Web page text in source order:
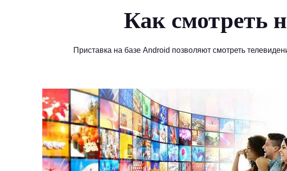
Как смотреть
Приставка на базе Android позволяют смотреть